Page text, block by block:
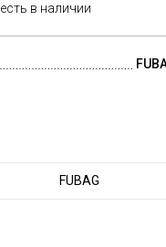
есть в наличии
FUBAG